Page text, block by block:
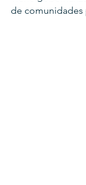
de comunidades